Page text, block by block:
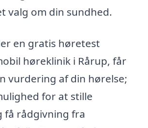
valg om din sundhed.
en gratis høretest
høreklinik i Rårup, får
vurdering af din hørelse;
for at stille
få rådgivning fra